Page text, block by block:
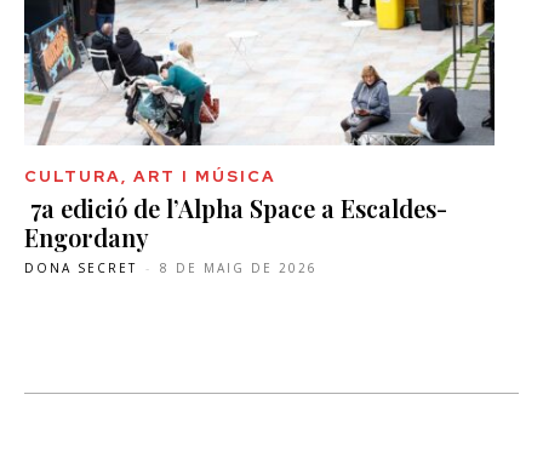
CULTURA, ART I MÚSICA
7a edició de l’Alpha Space a Escaldes-
Engordany
DONA SECRET - 8 DE MAIG DE 2026